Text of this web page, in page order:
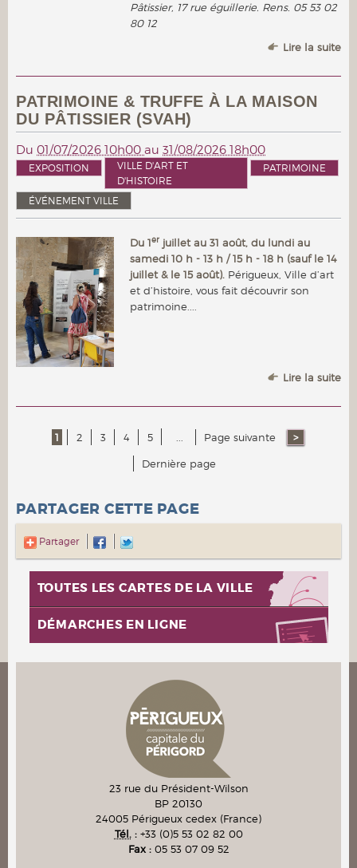
Pâtissier, 17 rue éguillerie. Rens. 05 53 02
80 12
Lire la suite
PATRIMOINE & TRUFFE À LA MAISON
DU PÂTISSIER (SVAH)
Du 01/07/2026 10h00 au 31/08/2026 18h00
EXPOSITION
VILLE D'ART ET
D'HISTOIRE
PATRIMOINE
ÉVÉNEMENT VILLE
Du 1erjuillet au 31 août, du lundi au
samedi 10 h - 13 h / 15 h - 18 h (sauf le 14
juillet & le 15 août). Périgueux, Ville d’art
et d’histoire, vous fait découvrir son
patrimoine....
Lire la suite
1 2 3 4 5 Page suivante
Dernière page
PARTAGER CETTE PAGE
Partager
TOUTES LES CARTES DE LA VILLE
DÉMARCHES EN LIGNE
23 rue du Président-Wilson
BP 20130
24005 Périgueux cedex (France)
Tél.: +33 (0)5 53 02 82 00
Fax : 05 53 07 09 52